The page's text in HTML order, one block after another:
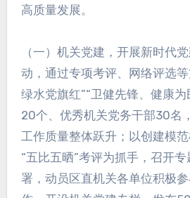
高质量发展。
（一）机关党建，开展新时代
动，通过专项考评、网络评选
绿水党旗红”“卫健先锋、健康
20个、优秀机关党务干部30名
工作质量整体跃升；以创建模
“五比五晒”考评为抓手，召开
署，动员区直机关各单位积极